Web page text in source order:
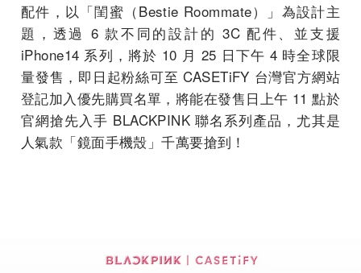
配件，以「閨蜜（Bestie Roommate）」為設計主
題，透過 6 款不同的設計的 3C 配件、並支援
iPhone14 系列，將於 10 月 25 日下午 4 時全球限
量發售，即日起粉絲可至 CASETiFY 台灣官方網站
登記加入優先購買名單，將能在發售日上午 11 點於
官網搶先入手 BLACKPINK 聯名系列產品，尤其是
人氣款「鏡面手機殼」千萬要搶到！